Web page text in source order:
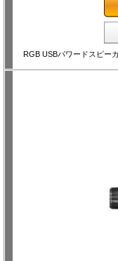
RGB USBパワードスピー